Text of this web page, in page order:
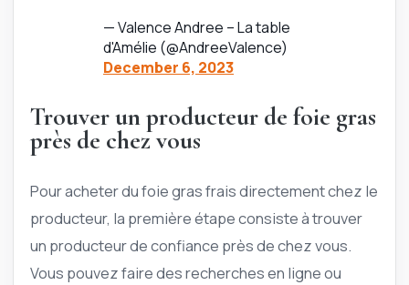
— Valence Andree – La table
d'Amélie (@AndreeValence)
December 6, 2023
Trouver un producteur de foie gras
près de chez vous
Pour acheter du foie gras frais directement chez le
producteur, la première étape consiste à trouver
un producteur de confiance près de chez vous.
Vous pouvez faire des recherches en ligne ou